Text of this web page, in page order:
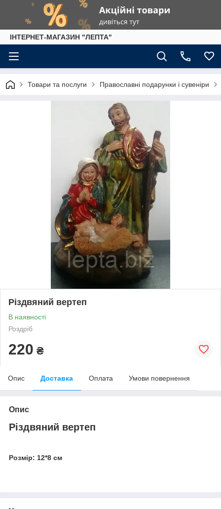
IНТЕРНЕТ-МАГАЗИН "ЛЕПТА"
Товари та послуги Православні подарунки і сувеніри
Різдвяний вертеп
В наявності
Роздріб
220 ₴
Опис Доставка Оплата Умови повернення
Опис
Різдвяний вертеп
Розмір: 12*8 см